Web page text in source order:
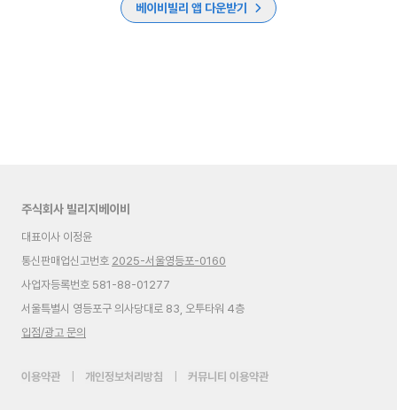
베이비빌리 앱 다운받기
주식회사 빌리지베이비
대표이사 이정윤
통신판매업신고번호 2025-서울영등포-0160
사업자등록번호 581-88-01277
서울특별시 영등포구 의사당대로 83, 오투타워 4층
입점/광고 문의
이용약관 개인정보처리방침 커뮤니티 이용약관